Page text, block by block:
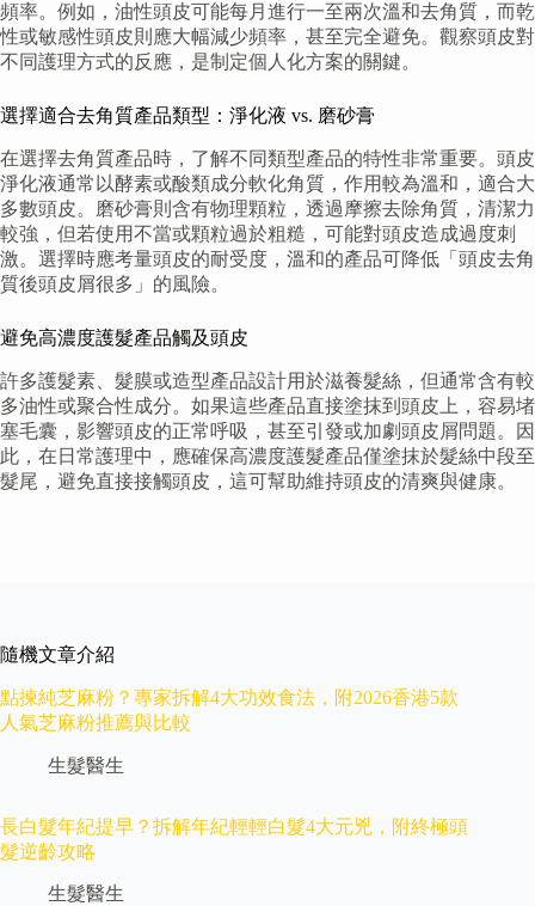
頻率。例如，油性頭皮可能每月進行一至兩次溫和去角質，而乾
性或敏感性頭皮則應大幅減少頻率，甚至完全避免。觀察頭皮對
不同護理方式的反應，是制定個人化方案的關鍵。
選擇適合去角質產品類型：淨化液 vs. 磨砂膏
在選擇去角質產品時，了解不同類型產品的特性非常重要。頭皮
淨化液通常以酵素或酸類成分軟化角質，作用較為溫和，適合大
多數頭皮。磨砂膏則含有物理顆粒，透過摩擦去除角質，清潔力
較強，但若使用不當或顆粒過於粗糙，可能對頭皮造成過度刺
激。選擇時應考量頭皮的耐受度，溫和的產品可降低「頭皮去角
質後頭皮屑很多」的風險。
避免高濃度護髮產品觸及頭皮
許多護髮素、髮膜或造型產品設計用於滋養髮絲，但通常含有較
多油性或聚合性成分。如果這些產品直接塗抹到頭皮上，容易堵
塞毛囊，影響頭皮的正常呼吸，甚至引發或加劇頭皮屑問題。因
此，在日常護理中，應確保高濃度護髮產品僅塗抹於髮絲中段至
髮尾，避免直接接觸頭皮，這可幫助維持頭皮的清爽與健康。
隨機文章介紹
點揀純芝麻粉？專家拆解4大功效食法，附2026香港5款
人氣芝麻粉推薦與比較
生髮醫生
長白髮年紀提早？拆解年紀輕輕白髮4大元兇，附終極頭
髮逆齡攻略
生髮醫生